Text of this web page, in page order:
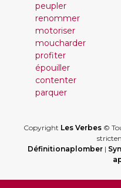
peupler
renommer
motoriser
moucharder
profiter
épouiller
contenter
parquer
Copyright Les Verbes©
Définitionaplomber |